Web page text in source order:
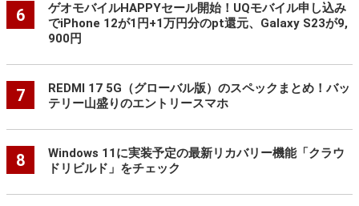
6
ゲオモバイルHAPPYセール開始！UQモバイル申し込み
でiPhone 12が1円+1万円分のpt還元、Galaxy S23が9,
900円
7
REDMI 17 5G（グローバル版）のスペックまとめ！バッ
テリー山盛りのエントリースマホ
8
Windows 11に実装予定の最新リカバリー機能「クラウ
ドリビルド」をチェック